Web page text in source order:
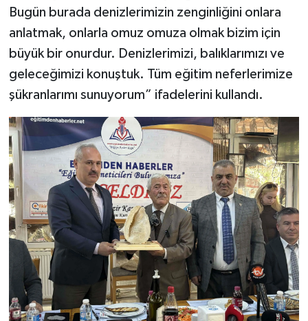
Bugün burada denizlerimizin zenginliğini onlara
anlatmak, onlarla omuz omuza olmak bizim için
büyük bir onurdur. Denizlerimizi, balıklarımızı ve
geleceğimizi konuştuk. Tüm eğitim neferlerimize
şükranlarımı sunuyorum” ifadelerini kullandı.